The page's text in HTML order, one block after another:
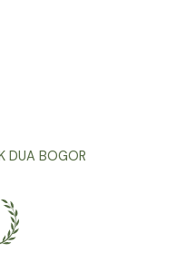
DUA BOGOR